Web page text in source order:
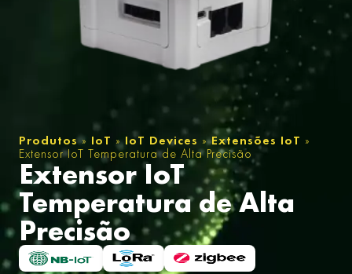
Produtos» IoT »IoT Devices »Extensões IoT »
Extensor IoT Temperatura de Alta Precisão
Extensor IoT
Temperatura de Alta
Precisão